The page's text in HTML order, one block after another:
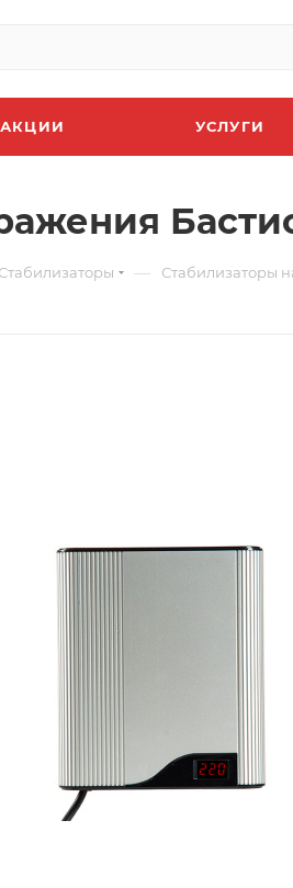
АКЦИИ УСЛУГИ
Стабилизаторы — Стабилизаторы